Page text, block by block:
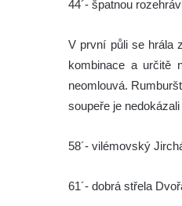
44´- špatnou
V první půli se hrála
kombinace a určitě
neomlouvá.
soupeře je
58´- vilémovský
61´- dobrá střela